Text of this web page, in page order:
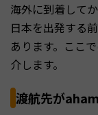
海外に到着して
日本を出発する
あります。ここ
介します。
渡航先が